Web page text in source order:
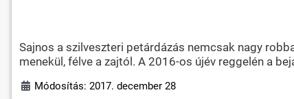
Sajnos a szilveszteri petárdázás nemcsak nagy
menekül, félve a zajtól. A 2016-os újév reggelén a
Módosítás: 2017. december 28